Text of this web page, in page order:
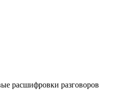
расшифровки разговоров